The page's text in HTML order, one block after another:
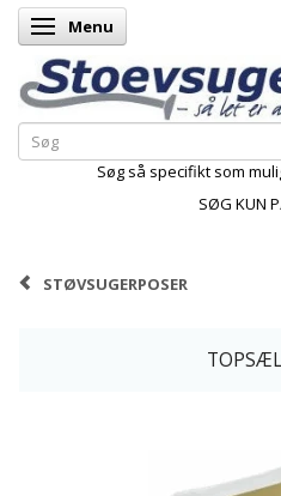
Skifte navigation
Menu
Søg så specifikt som
SØG KUN
STØVSUGERPOSER